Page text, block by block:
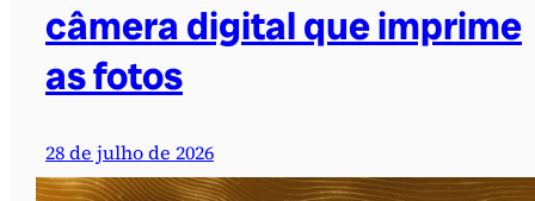
câmera digital que imprime
as fotos
28 de julho de 2026